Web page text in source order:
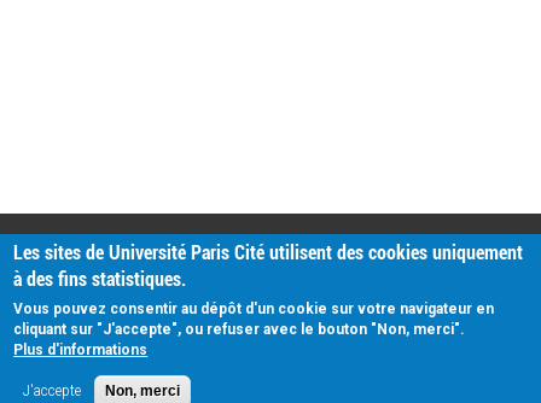
PRATIQUE
Plan d'accès
Intranet
Mentions légales
Données personnelles
Les sites de Université Paris Cité utilisent des cookies uniquement
à des fins statistiques.
Vous pouvez consentir au dépôt d'un cookie sur votre navigateur en
cliquant sur "J'accepte", ou refuser avec le bouton "Non, merci".
Plus d'informations
J'accepte Non, merci